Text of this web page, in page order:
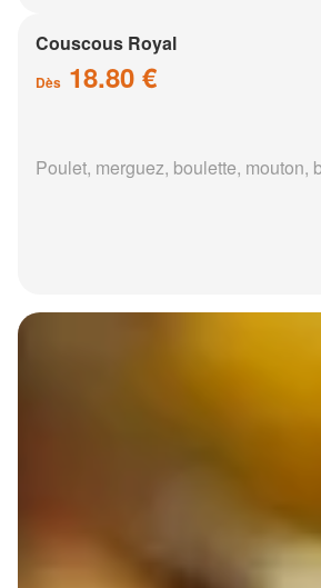
Couscous Royal
Dès 18.80 €
Poulet, merguez, boulette, mouton,